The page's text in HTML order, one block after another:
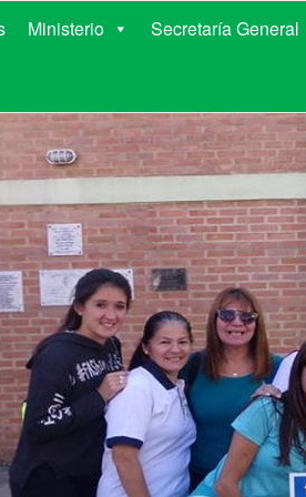
DE
Ministerio Secretaría General